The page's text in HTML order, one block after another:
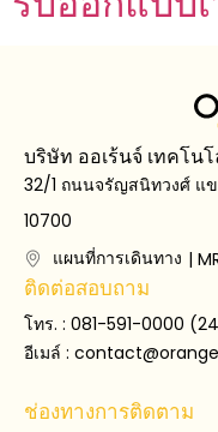
บริษัท ออเร้นจ์ เทคโน
32/1 ถนนจรัญสนิทวงศ์ แข
10700
แผนที่การเดินทาง |
ติดต่อสอบถาม
โทร. : 081-591-0000
อีเมล์ :
ช่องทางการติดตาม